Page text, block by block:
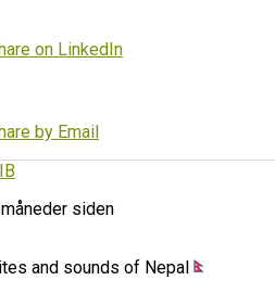
on LinkedIn
by Email
siden
and sounds of Nepal